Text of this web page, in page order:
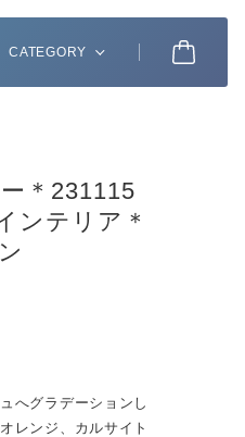
CATEGORY
＊231115
ンテリア＊
へグラデーションし
レンジ、カルサイト